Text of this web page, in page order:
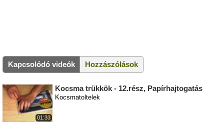
Kapcsolódó videók Hozzászólások
01:33
Kocsma trükkök - 12.rész, Papírhajtogatás
Kocsmatoltelek